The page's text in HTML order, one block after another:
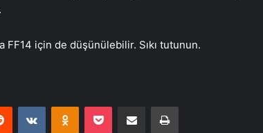
FF14 için de düşünülebilir. Sıkı tutunun.
Reddit VKontakteOdnoklassniki
Pocket E-Posta ile paylaş Yazdır